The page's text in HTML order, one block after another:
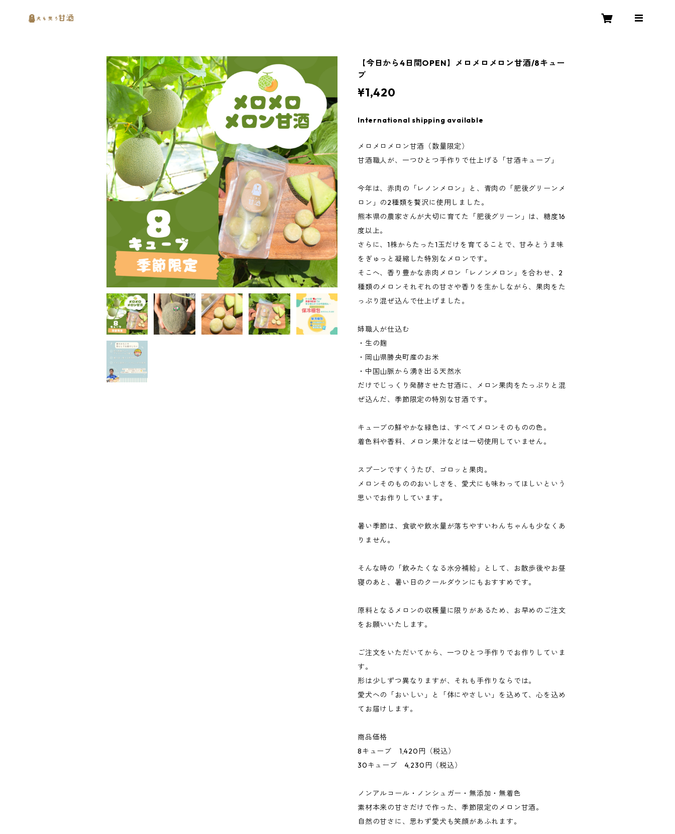
【今日から4日間OPEN】メロメロメロン甘酒/8キュー
ブ
¥1,420
International shipping available
メロメロメロン甘酒（数量限定）
甘酒職人が、一つひとつ手作りで仕上げる「甘酒キューブ」
今年は、赤肉の「レノンメロン」と、青肉の「肥後グリーンメ
ロン」の2種類を贅沢に使用しました。
熊本県の農家さんが大切に育てた「肥後グリーン」は、糖度16
度以上。
さらに、1株からたった1玉だけを育てることで、甘みとうま味
をぎゅっと凝縮した特別なメロンです。
そこへ、香り豊かな赤肉メロン「レノンメロン」を合わせ、2
種類のメロンそれぞれの甘さや香りを生かしながら、果肉をた
っぷり混ぜ込んで仕上げました。
姉職人が仕込む
・生の麹
・岡山県勝央町産のお米
・中国山脈から湧き出る天然水
だけでじっくり発酵させた甘酒に、メロン果肉をたっぷりと混
ぜ込んだ、季節限定の特別な甘酒です。
キューブの鮮やかな緑色は、すべてメロンそのものの色。
着色料や香料、メロン果汁などは一切使用していません。
スプーンですくうたび、ゴロッと果肉。
メロンそのもののおいしさを、愛犬にも味わってほしいという
思いでお作りしています。
暑い季節は、食欲や飲水量が落ちやすいわんちゃんも少なくあ
りません。
そんな時の「飲みたくなる水分補給」として、お散歩後やお昼
寝のあと、暑い日のクールダウンにもおすすめです。
原料となるメロンの収穫量に限りがあるため、お早めのご注文
をお願いいたします。
ご注文をいただいてから、一つひとつ手作りでお作りしていま
す。
形は少しずつ異なりますが、それも手作りならでは。
愛犬への「おいしい」と「体にやさしい」を込めて、心を込め
てお届けします。
商品価格
8キューブ 1,420円（税込）
30キューブ 4,230円（税込）
ノンアルコール・ノンシュガー・無添加・無着色
素材本来の甘さだけで作った、季節限定のメロン甘酒。
自然の甘さに、思わず愛犬も笑顔があふれます。